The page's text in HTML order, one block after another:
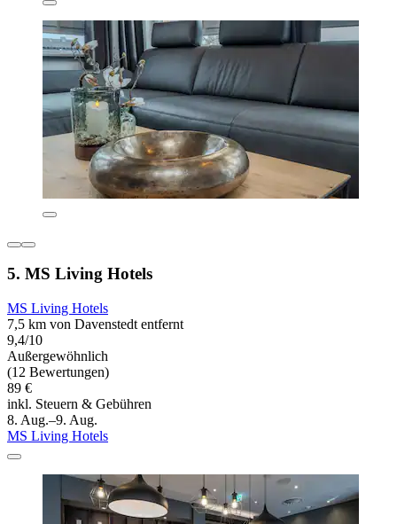
5. MS Living Hotels
MS Living Hotels
7,5 km von Davenstedt entfernt
9,4/10
Außergewöhnlich
(12 Bewertungen)
89 €
inkl. Steuern & Gebühren
8. Aug.–9. Aug.
MS Living Hotels